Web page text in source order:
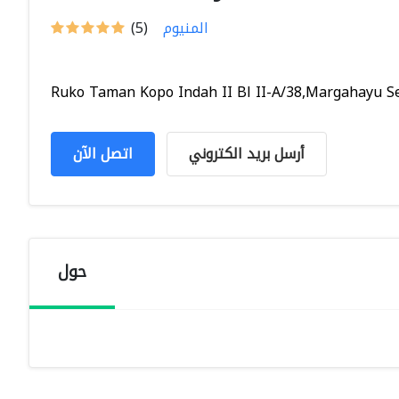
(5) المنيوم
Ruko Taman Kopo Indah II Bl II-A/38,Margahayu
اتصل الآن أرسل بريد الكتروني
حول